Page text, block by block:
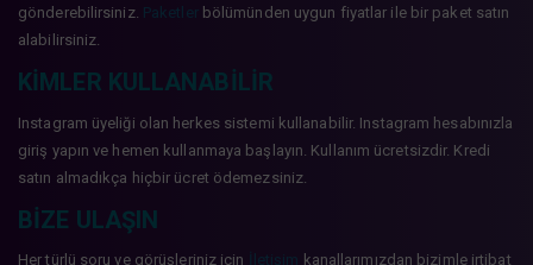
gönderebilirsiniz. Paketler bölümünden uygun fiyatlar ile bir paket satın
alabilirsiniz.
KIMLER KULLANABILIR
Instagram üyeliği olan herkes sistemi kullanabilir. Instagram hesabınızla
giriş yapın ve hemen kullanmaya başlayın. Kullanım ücretsizdir. Kredi
satın almadıkça hiçbir ücret ödemezsiniz.
BIZE ULAŞIN
Her türlü soru ve görüşleriniz için kanallarımızdan bizimle irtibat